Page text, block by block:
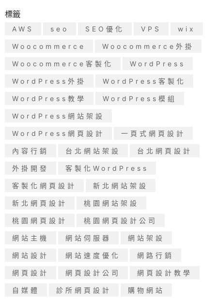
標籤
AWS seo SEO優化 VPS wix
Woocommerce Woocommerce外掛
Woocommerce客製化 WordPress
WordPress外掛 WordPress客製化
WordPress教學 WordPress模組
WordPress網站架設
WordPress網頁設計 一頁式網頁設計
內容行銷 台北網站架設 台北網頁設計
外掛開發 客製化WordPress
客製化網頁設計 新北網站架設
新北網頁設計 桃園網站架設
桃園網頁設計 桃園網頁設計公司
網站主機 網站伺服器 網站架設
網站設計 網站速度優化 網路行銷
網頁設計 網頁設計公司 網頁設計教學
自媒體 診所網頁設計 購物網站